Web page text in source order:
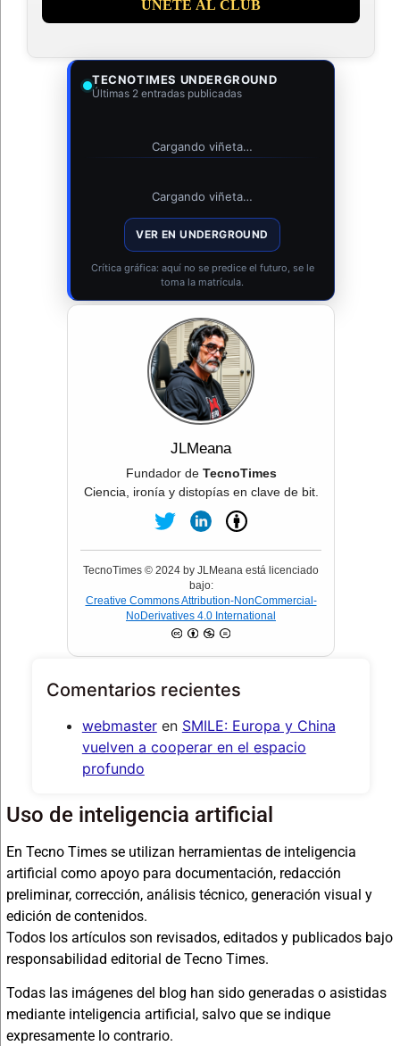
TECNOTIMES UNDERGROUND
Últimas 2 entradas publicadas
Cargando viñeta…
Cargando viñeta…
VER EN UNDERGROUND
Crítica gráfica: aquí no se predice el futuro, se le
toma la matrícula.
JLMeana
Fundador de TecnoTimes
Ciencia, ironía y distopías en clave de bit.
TecnoTimes © 2024 by JLMeana está licenciado
bajo:
Creative Commons Attribution-NonCommercial-
NoDerivatives 4.0 International
Comentarios recientes
webmasteren SMILE: Europa y China
vuelven a cooperar en el espacio
profundo
Uso de inteligencia artificial
En Tecno Times se utilizan herramientas de inteligencia
artificial como apoyo para documentación, redacción
preliminar, corrección, análisis técnico, generación visual y
edición de contenidos.
Todos los artículos son revisados, editados y publicados bajo
responsabilidad editorial de Tecno Times.
Todas las imágenes del blog han sido generadas o asistidas
mediante inteligencia artificial, salvo que se indique
expresamente lo contrario.